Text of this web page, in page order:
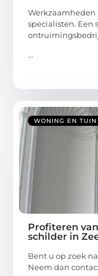
specialisten. Een
...
WONING EN TUIN
Profiteren
schilder in
Bent u op zoek
Neem dan